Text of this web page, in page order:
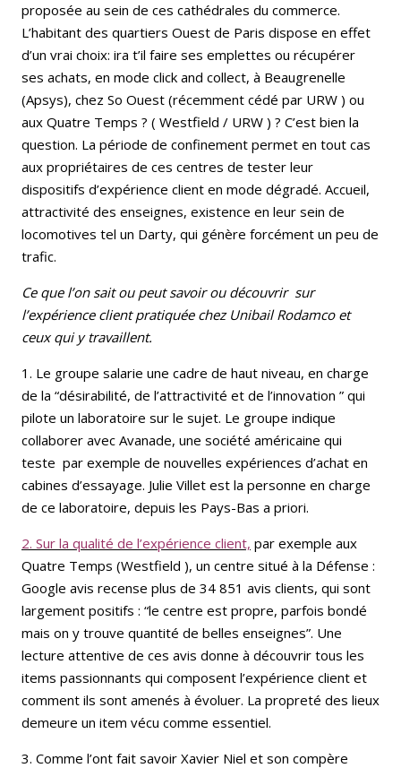
proposée au sein de ces cathédrales du commerce.
L’habitant des quartiers Ouest de Paris dispose en effet
d’un vrai choix: ira t’il faire ses emplettes ou récupérer
ses achats, en mode click and collect, à Beaugrenelle
(Apsys), chez So Ouest (récemment cédé par URW ) ou
aux Quatre Temps ? ( Westfield / URW ) ? C’est bien la
question. La période de confinement permet en tout cas
aux propriétaires de ces centres de tester leur
dispositifs d’expérience client en mode dégradé. Accueil,
attractivité des enseignes, existence en leur sein de
locomotives tel un Darty, qui génère forcément un peu de
trafic.
Ce que l’on sait ou peut savoir ou découvrir sur
l’expérience client pratiquée chez Unibail Rodamco et
ceux qui y travaillent.
1. Le groupe salarie une cadre de haut niveau, en charge
de la “désirabilité, de l’attractivité et de l’innovation ” qui
pilote un laboratoire sur le sujet. Le groupe indique
collaborer avec Avanade, une société américaine qui
teste par exemple de nouvelles expériences d’achat en
cabines d’essayage. Julie Villet est la personne en charge
de ce laboratoire, depuis les Pays-Bas a priori.
2. Sur la qualité de l’expérience client, par exemple aux
Quatre Temps (Westfield ), un centre situé à la Défense :
Google avis recense plus de 34 851 avis clients, qui sont
largement positifs : “le centre est propre, parfois bondé
mais on y trouve quantité de belles enseignes”. Une
lecture attentive de ces avis donne à découvrir tous les
items passionnants qui composent l’expérience client et
comment ils sont amenés à évoluer. La propreté des lieux
demeure un item vécu comme essentiel.
3. Comme l’ont fait savoir Xavier Niel et son compère